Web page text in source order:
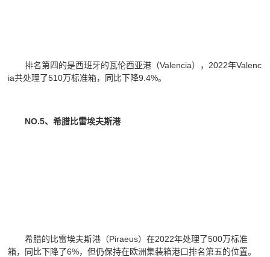
排名第四的是西班牙的瓦伦西亚港（Valencia），2022年Valenc
ia共处理了510万标准箱，同比下降9.4%。
NO.5、希腊比雷埃夫斯港
希腊的比雷埃夫斯港（Piraeus）在2022年处理了500万标准
箱，同比下降了6%，但仍保持在欧洲集装箱港口排名第五的位置。